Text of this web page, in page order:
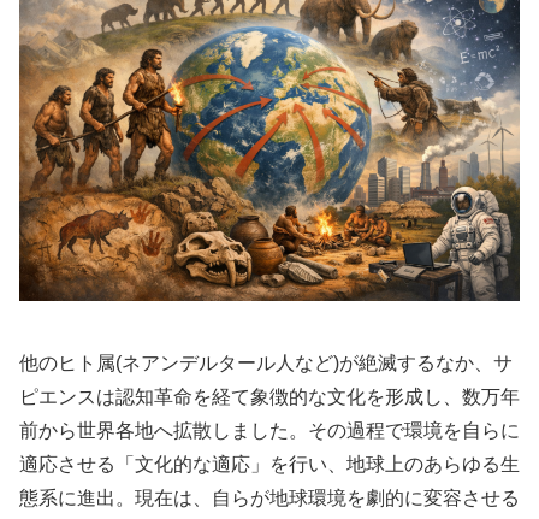
他のヒト属(ネアンデルタール人など)が絶滅するなか、サ
ピエンスは認知革命を経て象徴的な文化を形成し、数万年
前から世界各地へ拡散しました。その過程で環境を自らに
適応させる「文化的な適応」を行い、地球上のあらゆる生
態系に進出。現在は、自らが地球環境を劇的に変容させる